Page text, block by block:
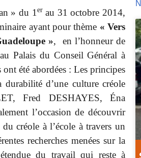
» du 1 erau 31 octobre 2014,
ayant pour thème « Vers
», en l’honneur de
Palais du Conseil Général à
été abordées : Les principes
durabilité d’une culture créole
Fred DESHAYES, Éna
l’occasion de découvrir
créole à l’école à travers un
recherches menées sur la
du travail qui reste à